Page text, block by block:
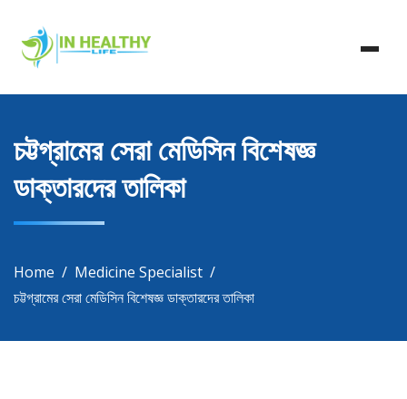
content
In Healthy Life
In Healthy Life, Healthy Life, Health Life, Doctor List,
Doctor Listing
চট্টগ্রামের সেরা মেডিসিন বিশেষজ্ঞ
ডাক্তারদের তালিকা
Home
Medicine Specialist
চট্টগ্রামের সেরা মেডিসিন বিশেষজ্ঞ ডাক্তারদের তালিকা